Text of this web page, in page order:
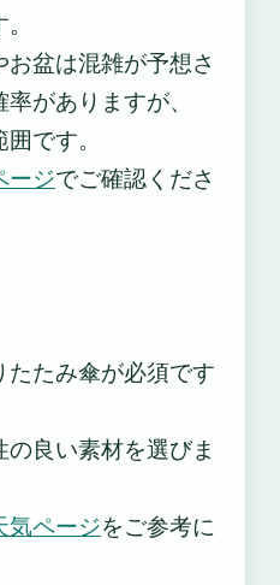
盆は混雑が予想さ
がありますが、
です。
ージでご確認くださ
たみ傘が必須です
良い素材を選びま
気ページをご参考に